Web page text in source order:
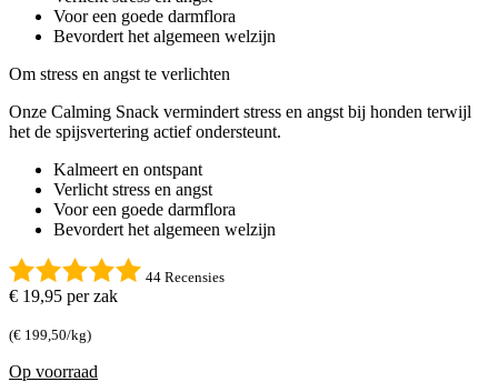
Voor een goede darmflora
Bevordert het algemeen welzijn
Om stress en angst te verlichten
Onze Calming Snack vermindert stress en angst bij honden terwijl
het de spijsvertering actief ondersteunt.
Kalmeert en ontspant
Verlicht stress en angst
Voor een goede darmflora
Bevordert het algemeen welzijn
44 Recensies
€ 19,95 per zak
(€ 199,50/kg)
Op voorraad